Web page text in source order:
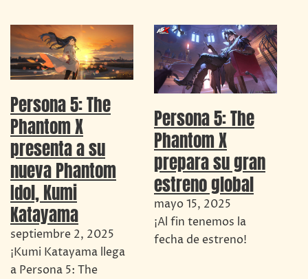
Persona 5: The
Phantom X
presenta a su
nueva Phantom
Idol, Kumi
Katayama
septiembre 2, 2025
¡Kumi Katayama llega
a Persona 5: The
Persona 5: The
Phantom X
prepara su gran
estreno global
mayo 15, 2025
¡Al fin tenemos la
fecha de estreno!